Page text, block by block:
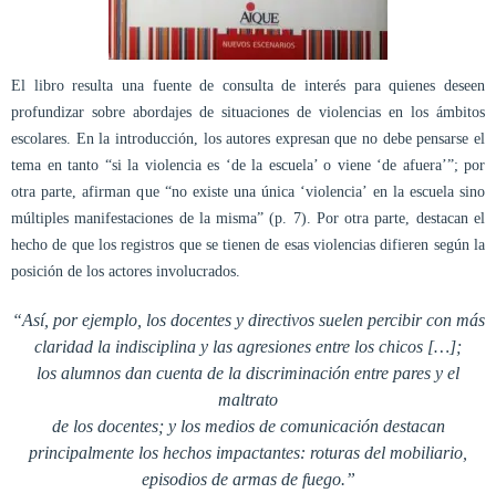
El libro resulta una fuente de consulta de interés para quienes deseen
profundizar sobre abordajes de situaciones de violencias en los ámbitos
escolares. En la introducción, los autores expresan que no debe pensarse el
tema en tanto “si la violencia es ‘de la escuela’ o viene ‘de afuera’”; por
otra parte, afirman que “no existe una única ‘violencia’ en la escuela sino
múltiples manifestaciones de la misma” (p. 7). Por otra parte, destacan el
hecho de que los registros que se tienen de esas violencias difieren según la
posición de los actores involucrados.
“Así, por ejemplo, los docentes y directivos suelen percibir con más
claridad la indisciplina y las agresiones entre los chicos […];
los alumnos dan cuenta de la discriminación entre pares y el
maltrato
de los docentes; y los medios de comunicación destacan
principalmente los hechos impactantes: roturas del mobiliario,
episodios de armas de fuego.”